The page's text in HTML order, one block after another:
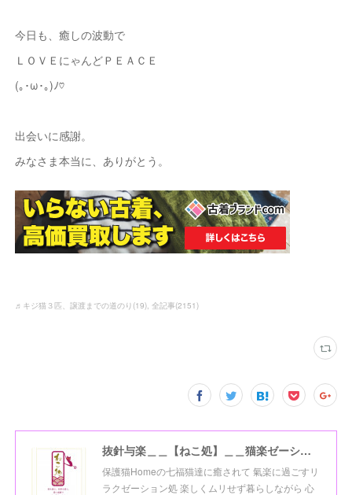
今日も、癒しの波動で
ＬＯＶＥにゃんどＰＥＡＣＥ
(｡･ω･｡)ﾉ♡
出会いに感謝。
みなさま本当に、ありがとう。
♬キジ猫３匹、譲渡までの道のり (19) 全記事(2151)
抜針与楽＿＿【ねこ処】＿＿猫楽ゼーションHome☆
保護猫Homeの七福猫達に癒されて 氣楽に過ごすリ
ラクゼーション処 楽しくムリせず暮らしながら 心